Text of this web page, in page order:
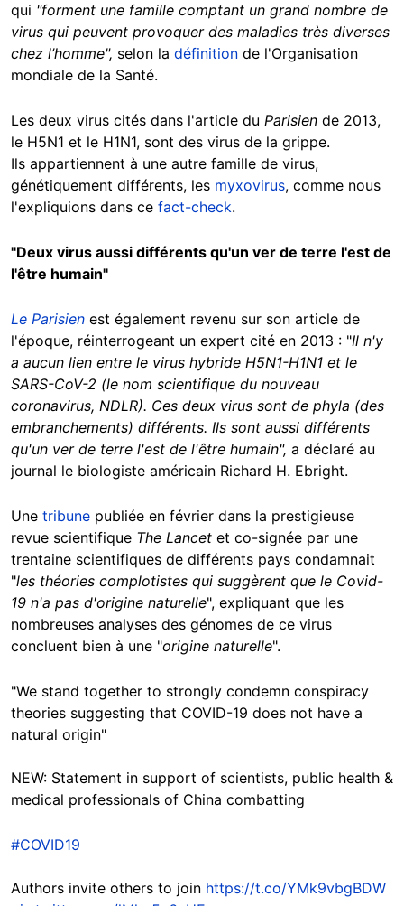
qui "forment une famille comptant un grand nombre de
virus qui peuvent provoquer des maladies très diverses
chez l’homme", selon la définition de l'Organisation
mondiale de la Santé.
Les deux virus cités dans l'article du Parisien de 2013,
le H5N1 et le H1N1, sont des virus de la grippe.
Ils appartiennent à une autre famille de virus,
génétiquement différents, les myxovirus, comme nous
l'expliquions dans ce fact-check.
"Deux virus aussi différents qu'un ver de terre l'est de
l'être humain"
Le Parisien est également revenu sur son article de
l'époque, réinterrogeant un expert cité en 2013 : "Il n'y
a aucun lien entre le virus hybride H5N1-H1N1 et le
SARS-CoV-2 (le nom scientifique du nouveau
coronavirus, NDLR). Ces deux virus sont de phyla (des
embranchements) différents. Ils sont aussi différents
qu'un ver de terre l'est de l'être humain", a déclaré au
journal le biologiste américain Richard H. Ebright.
Une tribune publiée en février dans la prestigieuse
revue scientifique The Lancet et co-signée par une
trentaine scientifiques de différents pays condamnait
"les théories complotistes qui suggèrent que le Covid-
19 n'a pas d'origine naturelle", expliquant que les
nombreuses analyses des génomes de ce virus
concluent bien à une "origine naturelle".
"We stand together to strongly condemn conspiracy
theories suggesting that COVID-19 does not have a
natural origin"
NEW: Statement in support of scientists, public health &
medical professionals of China combatting
#COVID19
Authors invite others to join https://t.co/YMk9vbgBDW